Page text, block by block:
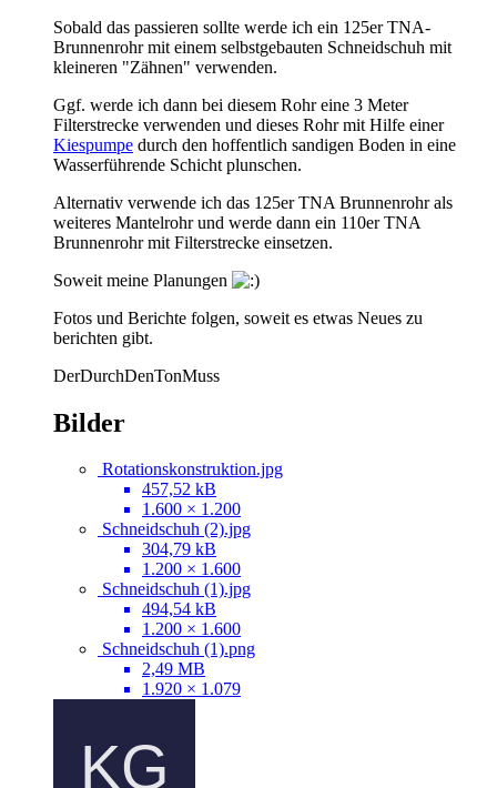
Sobald das passieren sollte werde ich ein 125er TNA-
Brunnenrohr mit einem selbstgebauten Schneidschuh mit
kleineren "Zähnen" verwenden.
Ggf. werde ich dann bei diesem Rohr eine 3 Meter
Filterstrecke verwenden und dieses Rohr mit Hilfe einer
Kiespumpe durch den hoffentlich sandigen Boden in eine
Wasserführende Schicht plunschen.
Alternativ verwende ich das 125er TNA Brunnenrohr als
weiteres Mantelrohr und werde dann ein 110er TNA
Brunnenrohr mit Filterstrecke einsetzen.
Soweit meine Planungen
Fotos und Berichte folgen, soweit es etwas Neues zu
berichten gibt.
DerDurchDenTonMuss
Bilder
Rotationskonstruktion.jpg
457,52 kB
1.600 × 1.200
Schneidschuh (2).jpg
304,79 kB
1.200 × 1.600
Schneidschuh (1).jpg
494,54 kB
1.200 × 1.600
Schneidschuh (1).png
2,49 MB
1.920 × 1.079